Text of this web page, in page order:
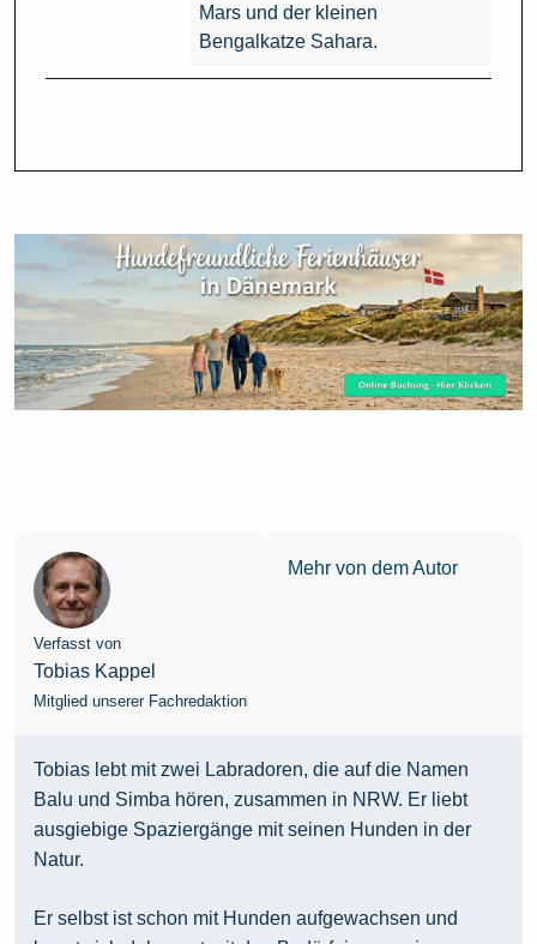
Mars und der kleinen
Bengalkatze Sahara.
Verfasst von
Tobias Kappel
Mitglied unserer Fachredaktion
Mehr von dem Autor
Tobias lebt mit zwei Labradoren, die auf die Namen
Balu und Simba hören, zusammen in NRW. Er liebt
ausgiebige Spaziergänge mit seinen Hunden in der
Natur.
Er selbst ist schon mit Hunden aufgewachsen und